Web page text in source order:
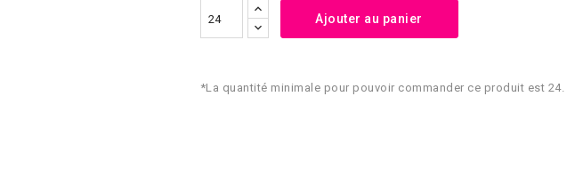
Ajouter au panier
*La quantité minimale pour pouvoir commander ce produit est 24.